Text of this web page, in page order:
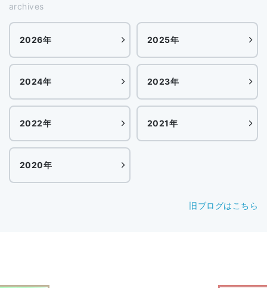
archives
2026年 2025年
2024年 2023年
2022年 2021年
2020年
旧ブログはこちら